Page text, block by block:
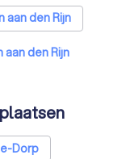
aan den Rijn
Rijn
den Rijn
den Rijn
den Rijn
Dorp